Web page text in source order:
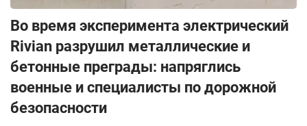
Во время эксперимента электрический
Rivian разрушил металлические и
бетонные преграды: напряглись
военные и специалисты по дорожной
безопасности